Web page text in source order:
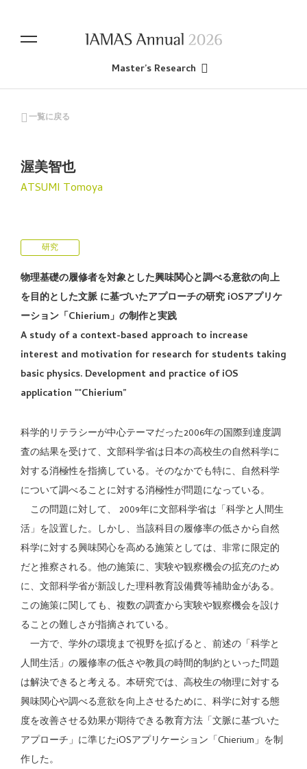
Master’s Research
一覧に戻る
渥美智也
ATSUMI Tomoya
研究
物理基礎の履修者を対象とした興味関⼼と調べる意欲の向上
を⽬的とした⽂脈 に基づいたアプローチの研究 iOSアプリケ
ーション「Chierium」の制作と実践
A study of a context-based approach to increase
interest and motivation for research for students taking
basic physics. Development and practice of iOS
application ""Chierium”
科学的リテラシーが中心テーマだった2006年の国際到達度調
査の結果を受けて、文部科学省は日本の高校生の自然科学に
対する消極性を指摘している。そのなかでも特に、自然科学
について調べることに対する消極性が問題になっている。
この問題に対して、 2009年に文部科学省は「科学と人間生
活」を設置した。しかし、当該科目の履修率の低さから自然
科学に対する興味関心を高める施策としては、非常に限定的
だと推察される。他の施策に、実験や観察機会の拡充のため
に、文部科学省が新設した理科教育設備費等補助金がある。
この施策に関しても、複数の調査から実験や観察機会を設け
ることの難しさが指摘されている。
一方で、学外の環境まで視野を拡げると、前述の「科学と
人間生活」の履修率の低さや教員の時間的制約といった問題
は解決できると考える。本研究では、高校生の物理に対する
興味関心や調べる意欲を向上させるために、科学に対する態
度を改善させる効果が期待できる教育方法「文脈に基づいた
アプローチ」に準じたiOSアプリケーション「Chierium」を制
作した。